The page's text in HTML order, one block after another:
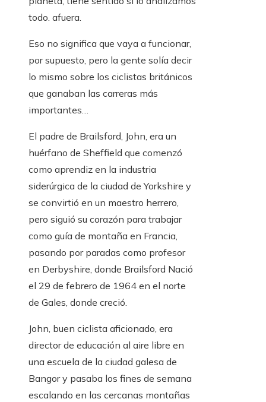
todo. afuera.
Eso no significa que vaya a funcionar,
por supuesto, pero la gente solía decir
lo mismo sobre los ciclistas británicos
que ganaban las carreras más
importantes…
El padre de Brailsford, John, era un
huérfano de Sheffield que comenzó
como aprendiz en la industria
siderúrgica de la ciudad de Yorkshire y
se convirtió en un maestro herrero,
pero siguió su corazón para trabajar
como guía de montaña en Francia,
pasando por paradas como profesor
en Derbyshire, donde Brailsford Nació
el 29 de febrero de 1964 en el norte
de Gales, donde creció.
John, buen ciclista aficionado, era
director de educación al aire libre en
una escuela de la ciudad galesa de
Bangor y pasaba los fines de semana
escalando en las cercanas montañas